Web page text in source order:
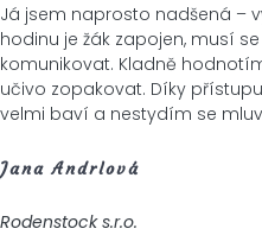
Já jsem naprosto nadšená –
hodinu je žák zapojen, musí
komunikovat. Kladně
učivo zopakovat. Díky
velmi baví a nestydím se
Jana Andrlová
Rodenstock s.r.o.